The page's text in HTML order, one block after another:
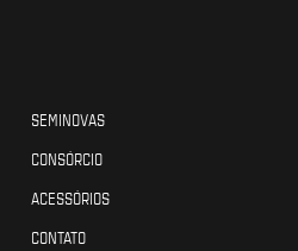
SEMINOVAS
CONSÓRCIO
ACESSÓRIOS
CONTATO